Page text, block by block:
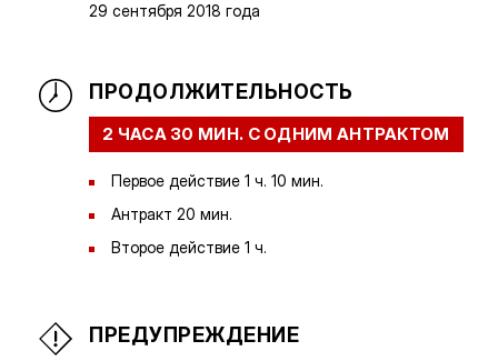
29 сентября 2018 года
ПРОДОЛЖИТЕЛЬНОСТЬ
2 ЧАСА 30 МИН. С ОДНИМ АНТРАКТОМ
Первое действие 1 ч. 10 мин.
Антракт 20 мин.
Второе действие 1 ч.
ПРЕДУПРЕЖДЕНИЕ